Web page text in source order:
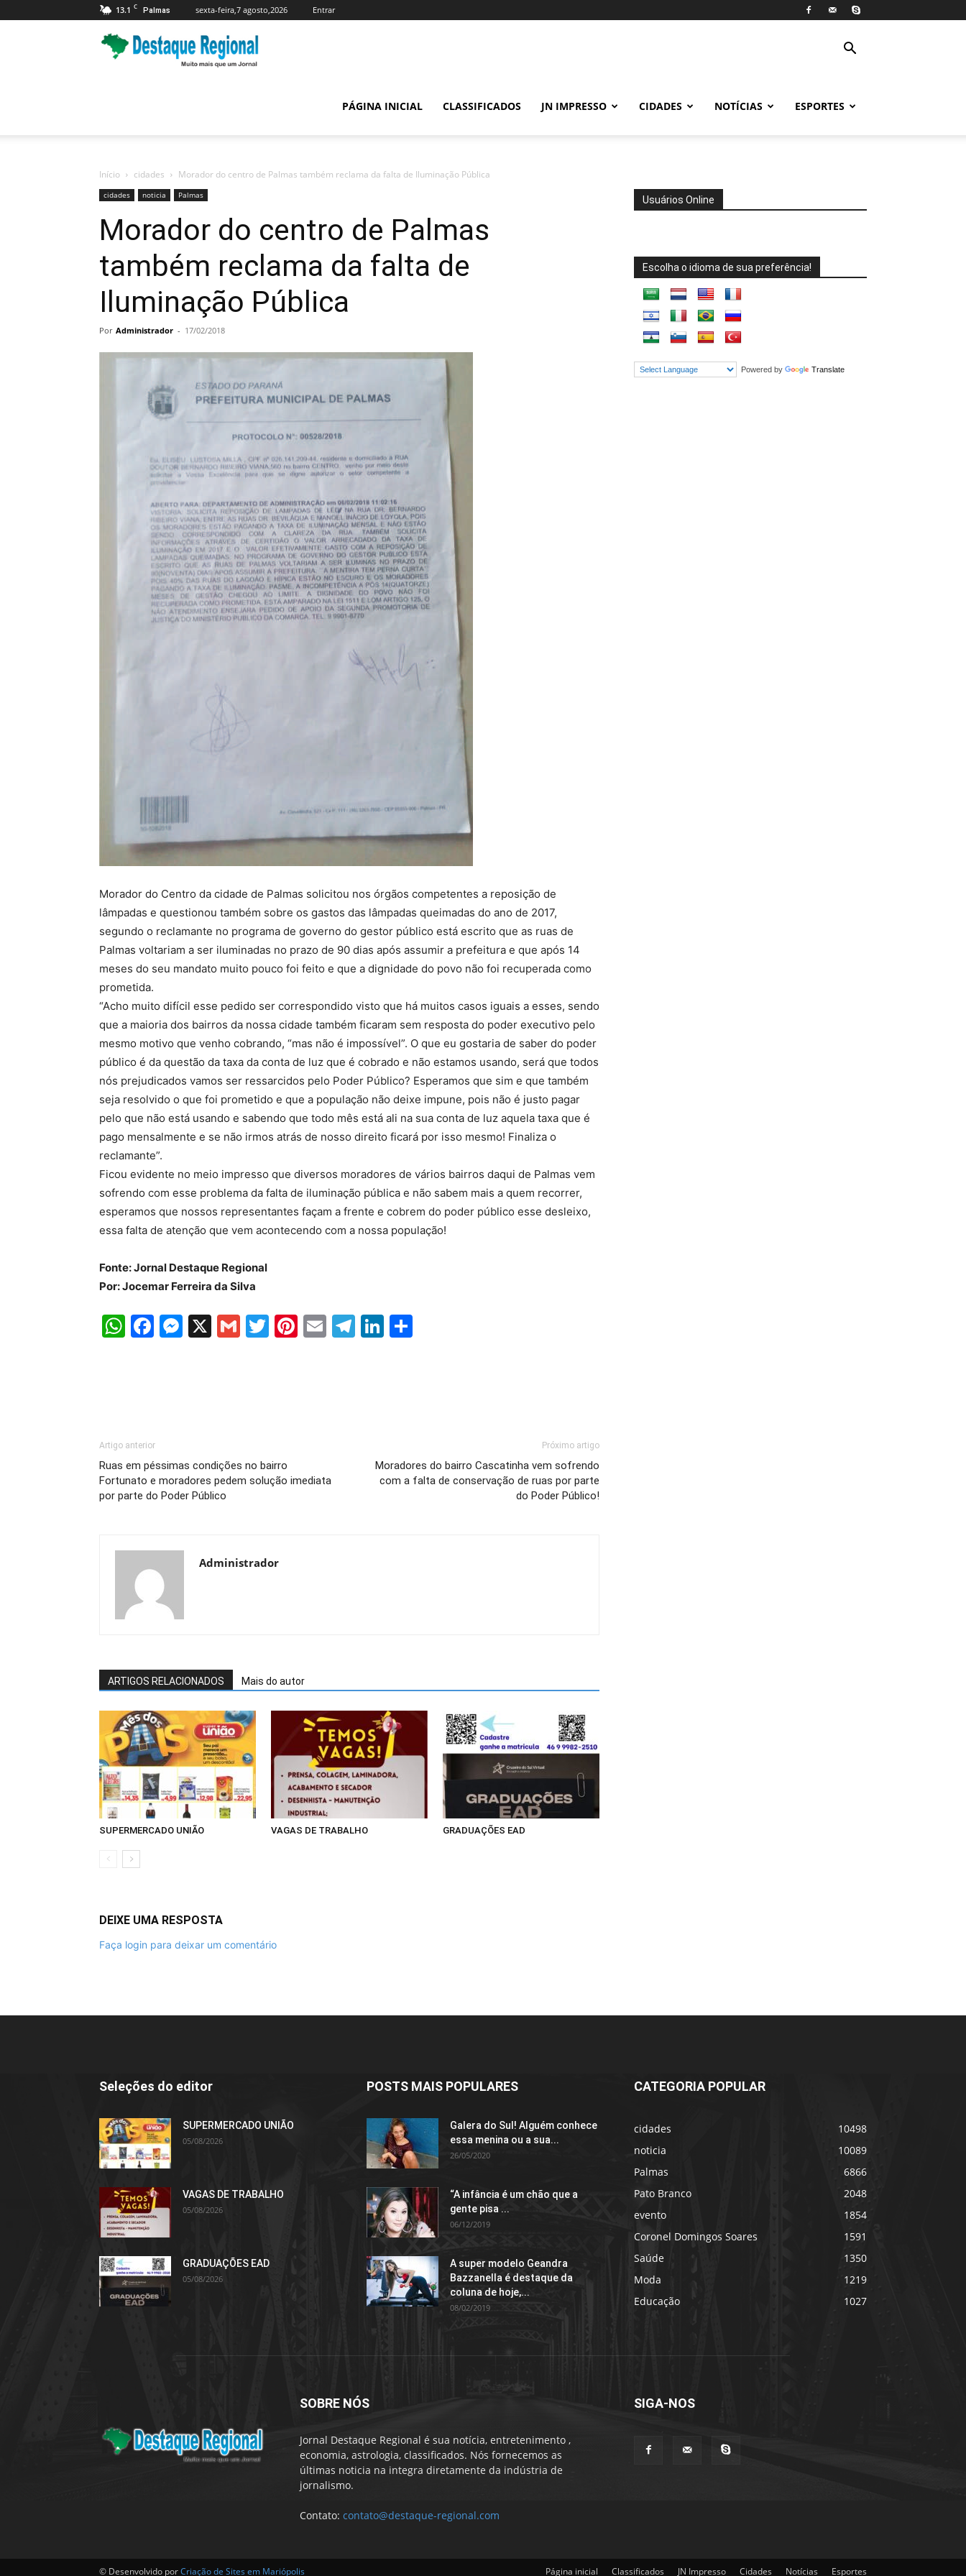
13.1 C Palmas sexta-feira,7 agosto,2026 Entrar
PÁGINA INICIAL CLASSIFICADOS JN IMPRESSO CIDADES NOTÍCIAS ESPORTES
Início cidades Morador do centro de Palmas também reclama da falta de Iluminação Pública
cidades noticia Palmas
Morador do centro de Palmas
também reclama da falta de
Iluminação Pública
Por Administrador - 17/02/2018
Morador do Centro da cidade de Palmas solicitou nos órgãos competentes a reposição de
lâmpadas e questionou também sobre os gastos das lâmpadas queimadas do ano de 2017,
segundo o reclamante no programa de governo do gestor público está escrito que as ruas de
Palmas voltariam a ser iluminadas no prazo de 90 dias após assumir a prefeitura e que após 14
meses do seu mandato muito pouco foi feito e que a dignidade do povo não foi recuperada como
prometida.
“Acho muito difícil esse pedido ser correspondido visto que há muitos casos iguais a esses, sendo
que a maioria dos bairros da nossa cidade também ficaram sem resposta do poder executivo pelo
mesmo motivo que venho cobrando, “mas não é impossível”. O que eu gostaria de saber do poder
público é da questão da taxa da conta de luz que é cobrado e não estamos usando, será que todos
nós prejudicados vamos ser ressarcidos pelo Poder Público? Esperamos que sim e que também
seja resolvido o que foi prometido e que a população não deixe impune, pois não é justo pagar
pelo que não está usando e sabendo que todo mês está ali na sua conta de luz aquela taxa que é
pago mensalmente e se não irmos atrás de nosso direito ficará por isso mesmo! Finaliza o
reclamante”.
Ficou evidente no meio impresso que diversos moradores de vários bairros daqui de Palmas vem
sofrendo com esse problema da falta de iluminação pública e não sabem mais a quem recorrer,
esperamos que nossos representantes façam a frente e cobrem do poder público esse desleixo,
essa falta de atenção que vem acontecendo com a nossa população!
Fonte: Jornal Destaque Regional
Por: Jocemar Ferreira da Silva
WhatsApp
Facebook
Messenger
X GmailTwitter
Pinterest
EmailTelegram
LinkedIn
Artigo anterior
Ruas em péssimas condições no bairro
Fortunato e moradores pedem solução imediata
por parte do Poder Público
Próximo artigo
Moradores do bairro Cascatinha vem sofrendo
com a falta de conservação de ruas por parte
do Poder Público!
Administrador
ARTIGOS RELACIONADOS Mais do autor
SUPERMERCADO UNIÃO VAGAS DE TRABALHO GRADUAÇÕES EAD
DEIXE UMA RESPOSTA
Faça login para deixar um comentário
Usuários Online
Escolha o idioma de sua preferência!
Powered by Translate
Seleções do editor
SUPERMERCADO UNIÃO
05/08/2026
VAGAS DE TRABALHO
05/08/2026
GRADUAÇÕES EAD
05/08/2026
POSTS MAIS POPULARES
Galera do Sul! Alguém conhece
essa menina ou a sua...
26/05/2020
“A infância é um chão que a
gente pisa ...
06/12/2019
A super modelo Geandra
Bazzanella é destaque da
coluna de hoje,...
08/02/2019
CATEGORIA POPULAR
cidades
10498
noticia
10089
Palmas
6866
Pato Branco
2048
evento
1854
Coronel Domingos Soares
1591
Saúde
1350
Moda
1219
Educação
1027
SOBRE NÓS
Jornal Destaque Regional é sua notícia, entretenimento ,
economia, astrologia, classificados. Nós fornecemos as
últimas noticia na integra diretamente da indústria de
jornalismo.
Contato: contato@destaque-regional.com
SIGA-NOS
Página inicial Classificados JN Impresso Cidades Notícias Esportes
© Desenvolvido porCriação de Sites em Mariópolis